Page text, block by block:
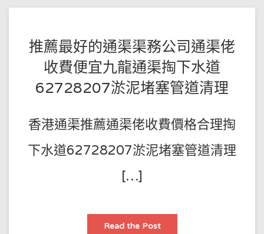
歷
POSTED
ON
2022-
07-
BY
王
師
傅
推薦最好的通渠渠務公司通渠佬
收費便宜九龍通渠掏下水道
62728207淤泥堵塞管道清理
香港通渠推薦通渠佬收費價格合理掏
下水道62728207淤泥堵塞管道清理
[…]
Read the Post推